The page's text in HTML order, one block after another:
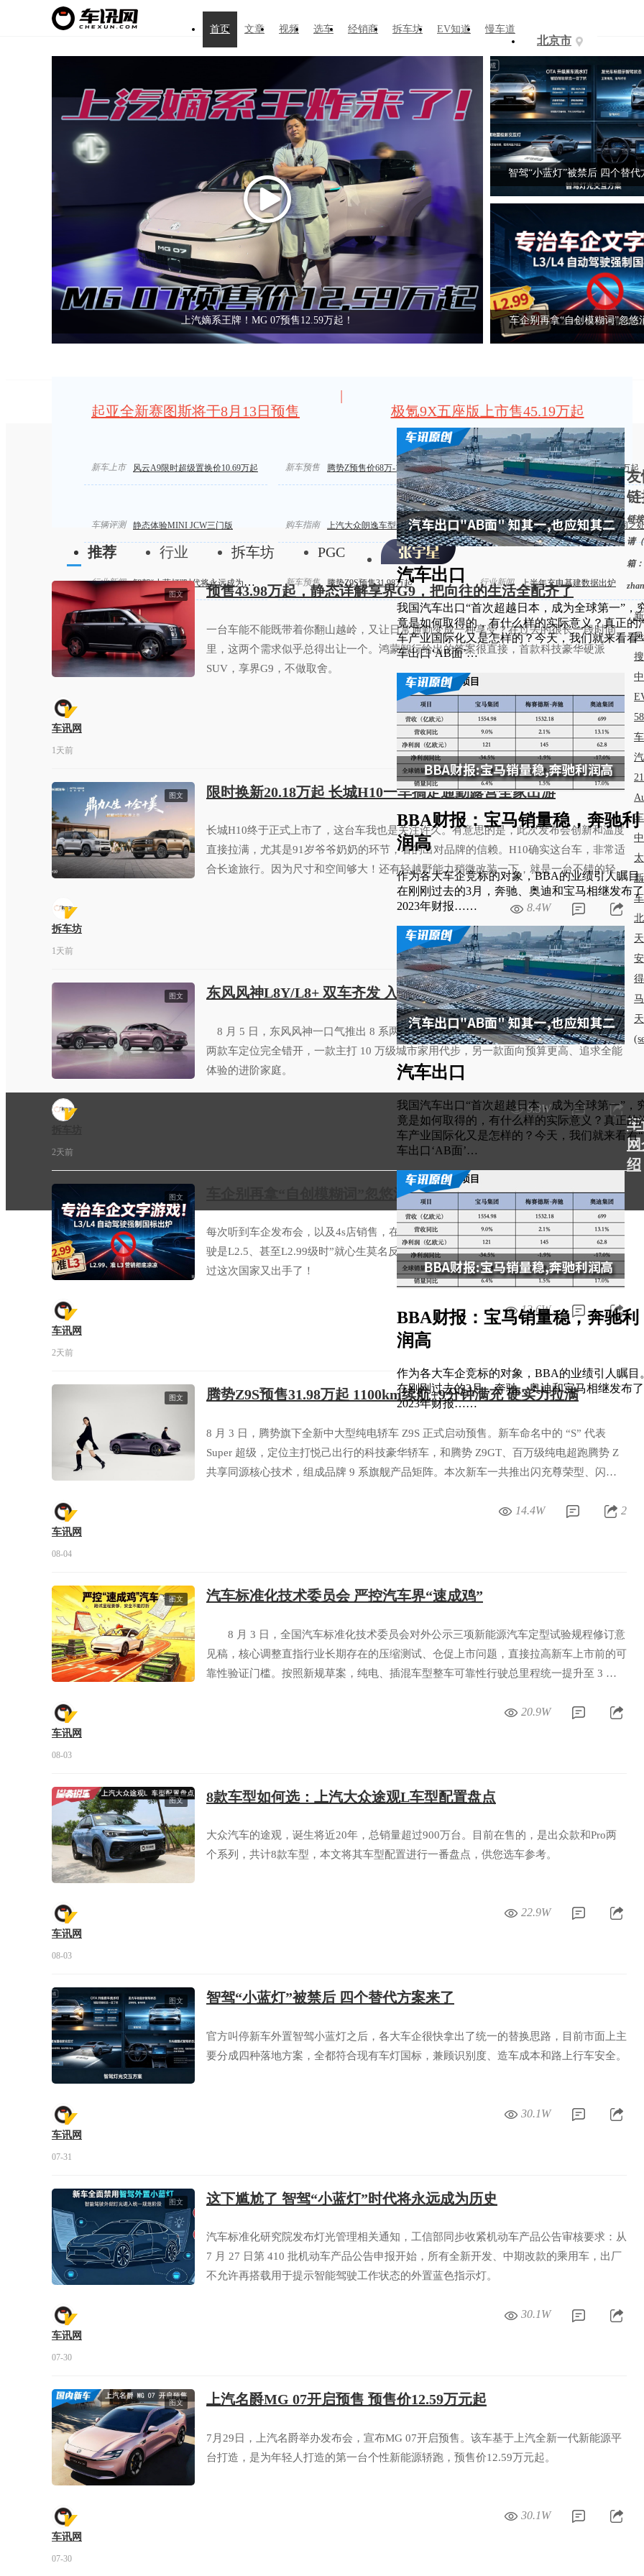
首页 文章 视频 选车 经销商 拆车坊 EV知道 慢车道
北京市
上汽嫡系王牌！MG 07预售12.59万起！
智驾“小蓝灯”被禁后 四个替代
车企别再拿“自创模糊词”忽悠
能上路的卡丁车！JCW开起来真的乐趣十足！ 新一代梅赛德斯-迈巴赫GLS SUV亮相
起亚全新赛图斯将于8月13日预售
|
极氪9X五座版上市售45.19万起
新车上市 风云A9限时超级置换价10.69万起 新车预售 腾势Z预售价68万-118万元 新车上市 2027款星途ES指导价17.99 万起
车辆评测 静态体验MINI JCW三门版 购车指南 上汽大众朗逸车型配置盘点 车辆评测 M4纽博格林限量版有何不同之
行业新闻 智驾“小蓝灯”时代将永远成为历史 新车预售 腾势Z9S预售31.98万起 行业新闻 上半年充电基建数据出炉
推荐 行业 拆车坊 PGC
图文 预售43.98万起，静态详解享界G9，把向往的生活全配齐了
一台车能不能既带着你翻山越岭，又让日常通勤变成一种享受？在过去的很长一段时间
里，这两个需求似乎总得出让一个。鸿蒙智行给出的答案很直接，首款科技豪华硬派
SUV，享界G9，不做取舍。
车讯网
1天前
6.3W
图文 限时换新20.18万起 长城H10一车搞定通勤露营全家出游
长城H10终于正式上市了，这台车我也是关注许久。有意思的是，此次发布会创新和温度
直接拉满，尤其是91岁爷爷奶奶的环节，看的出对品牌的信赖。H10确实这台车，非常适
合长途旅行。因为尺寸和空间够大！还有轻越野能力稍微改装一下，就是一台不错的轻度
拆车坊
1天前
8.4W
图文 东风风神L8Y/L8+ 双车齐发 入门/进阶全覆盖
8 月 5 日，东风风神一口气推出 8 系两款新车 —— 纯电 SUV L8Y、插混 SUV L8+，
两款车定位完全错开，一款主打 10 万级城市家用代步，另一款面向预算更高、追求全能
体验的进阶家庭。
2天前
9.3W
图文 车企别再拿“自创模糊词”忽悠消费者了 国家出手管你们来了
每次听到车企发布会，以及4s店销售，在介绍自家车智能驾驶辅助时，说出“我们的智驾
驶是L2.5、甚至L2.99级时”就心生莫名反感。目前，国家标准只有从L1-L5整数划分。不
过这次国家又出手了！
车讯网
2天前
13.6W
图文 腾势Z9S预售31.98万起 1100km续航+9分钟满充 硬实力拉满
8 月 3 日，腾势旗下全新中大型纯电轿车 Z9S 正式启动预售。新车命名中的 “S” 代表
Super 超级，定位主打悦己出行的科技豪华轿车，和腾势 Z9GT、百万级纯电超跑腾势 Z
共享同源核心技术，组成品牌 9 系旗舰产品矩阵。本次新车一共推出闪充尊荣型、闪充
车讯网
08-04
14.4W 2
图文 汽车标准化技术委员会 严控汽车界“速成鸡”
8 月 3 日，全国汽车标准化技术委员会对外公示三项新能源汽车定型试验规程修订意
见稿，核心调整直指行业长期存在的压缩测试、仓促上市问题，直接拉高新车上市前的可
靠性验证门槛。按照新规草案，纯电、插混车型整车可靠性行驶总里程统一提升至 3 万
车讯网
08-03
20.9W
图文 8款车型如何选：上汽大众途观L车型配置盘点
大众汽车的途观，诞生将近20年，总销量超过900万台。目前在售的，是出众款和Pro两
个系列，共计8款车型，本文将其车型配置进行一番盘点，供您选车参考。
车讯网
08-03
22.9W
图文 智驾“小蓝灯”被禁后 四个替代方案来了
官方叫停新车外置智驾小蓝灯之后，各大车企很快拿出了统一的替换思路，目前市面上主
要分成四种落地方案，全都符合现有车灯国标，兼顾识别度、造车成本和路上行车安全。
车讯网
07-31
30.1W
图文 这下尴尬了 智驾“小蓝灯”时代将永远成为历史
汽车标准化研究院发布灯光管理相关通知，工信部同步收紧机动车产品公告审核要求：从
7 月 27 日第 410 批机动车产品公告申报开始，所有全新开发、中期改款的乘用车，出厂
不允许再搭载用于提示智能驾驶工作状态的外置蓝色指示灯。
车讯网
07-30
30.1W
图文 上汽名爵MG 07开启预售 预售价12.59万元起
7月29日，上汽名爵举办发布会，宣布MG 07开启预售。该车基于上汽全新一代新能源平
台打造，是为年轻人打造的第一台个性新能源轿跑，预售价12.59万元起。
车讯网
07-30
30.1W
汽车出口
我国汽车出口“首次超越日本，成为全球第一”，
竟是如何取得的，有什么样的实际意义？真正的
车产业国际化又是怎样的？今天，我们就来看看
车出口‘AB面’…
BBA财报：宝马销量稳，奔驰利
润高
作为各大车企竞标的对象，BBA的业绩引人瞩目
在刚刚过去的3月，奔驰、奥迪和宝马相继发布了
2023年财报……
汽车出口
我国汽车出口“首次超越日本，成为全球第一”，
竟是如何取得的，有什么样的实际意义？真正的
车产业国际化又是怎样的？今天，我们就来看看
车出口‘AB面’…
BBA财报：宝马销量稳，奔驰利
润高
作为各大车企竞标的对象，BBA的业绩引人瞩目
在刚刚过去的3月，奔驰、奥迪和宝马相继发布了
2023年财报……
友
链
链
请
箱：
车
绍